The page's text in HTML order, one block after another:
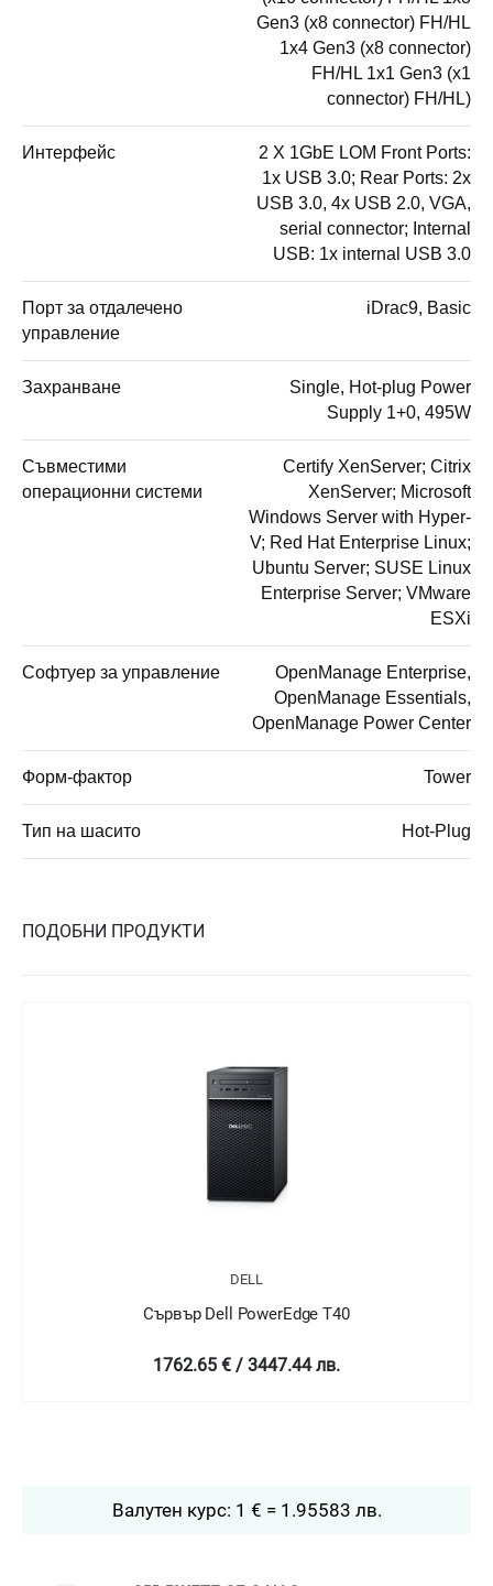
Gen3 (x8 connector) FH/HL
1x4 Gen3 (x8 connector)
FH/HL 1x1 Gen3 (x1
connector) FH/HL)
Интерфейс
2 X 1GbE LOM Front Ports:
1x USB 3.0; Rear Ports: 2x
USB 3.0, 4x USB 2.0, VGA,
serial connector; Internal
USB: 1x internal USB 3.0
Порт за отдалечено
управление
iDrac9, Basic
Захранване
Single, Hot-plug Power
Supply 1+0, 495W
Съвместими
операционни системи
Certify XenServer; Citrix
XenServer; Microsoft
Windows Server with Hyper-
V; Red Hat Enterprise Linux;
Ubuntu Server; SUSE Linux
Enterprise Server; VMware
ESXi
Софтуер за управление
OpenManage Enterprise,
OpenManage Essentials,
OpenManage Power Center
Форм-фактор Tower
Тип на шасито Hot-Plug
ПОДОБНИ ПРОДУКТИ
Сървър Dell EMC PowerEdge T140/Chassis 4 x
H330/DVD RW/iDRAC9 Basic/3Y Basic Onsite
Валутен курс: 1 € = 1.95583 лв.